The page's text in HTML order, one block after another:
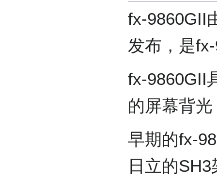
fx-9860GII
发布，是
fx-9860GII
的屏幕背
早期的fx-
日立的